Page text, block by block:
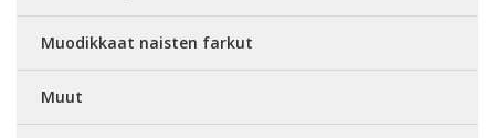
Muodikkaat naisten farkut
Muut